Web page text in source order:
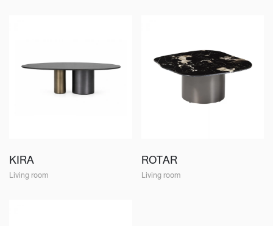
KIRA
Living room
ROTAR
Living room